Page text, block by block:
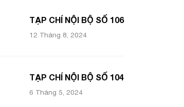
TẠP CHÍ NỘI BỘ SỐ 106
12 Tháng 8, 2024
TẠP CHÍ NỘI BỘ SỐ 104
6 Tháng 5, 2024